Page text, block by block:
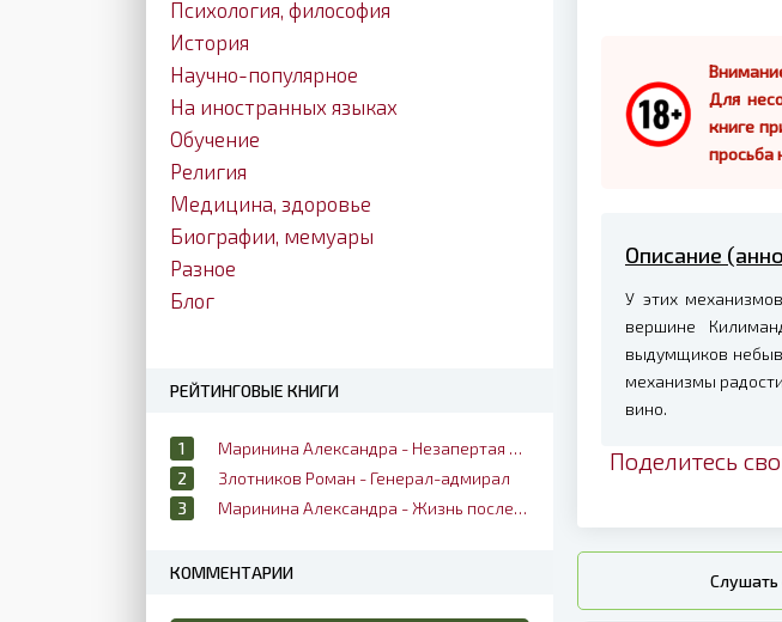
Для
книге
просьба
Описание
У этих
вершине
выдумщиков
механизмы
вино.
Поделитесь
Слушать
Психология, философия
История
Научно-популярное
На иностранных языках
Обучение
Религия
Медицина, здоровье
Биографии, мемуары
Разное
Блог
РЕЙТИНГОВЫЕ КНИГИ
Маринина Александра - Незапертая дверь
Злотников Роман - Генерал-адмирал
Маринина Александра - Жизнь после жизни
КОММЕНТАРИИ